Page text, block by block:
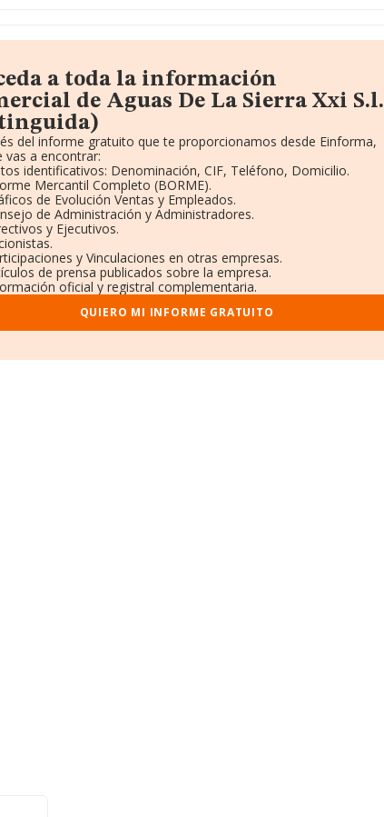
a toda la información
de Aguas De La Sierra Xxi S.l.
del informe gratuito que te proporcionamos desde Einforma,
vas a encontrar:
identificativos: Denominación, CIF, Teléfono, Domicilio.
Mercantil Completo (BORME).
de Evolución Ventas y Empleados.
de Administración y Administradores.
y Ejecutivos.
y Vinculaciones en otras empresas.
de prensa publicados sobre la empresa.
oficial y registral complementaria.
QUIERO MI INFORME GRATUITO